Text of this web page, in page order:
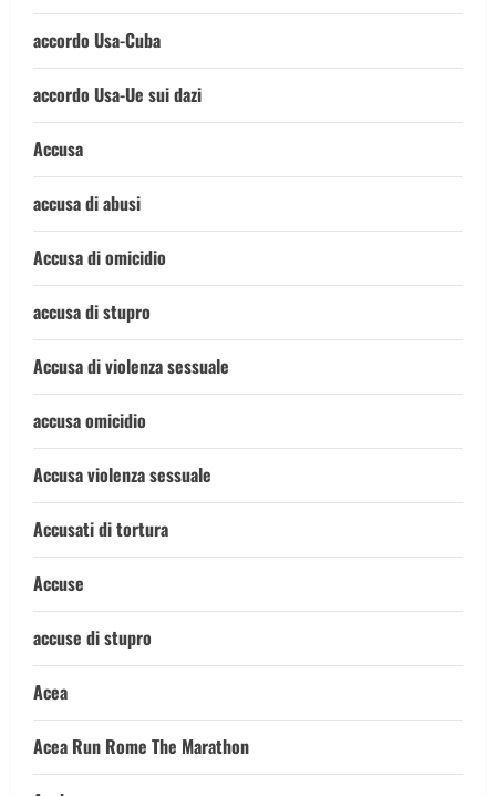
accordo Usa-Cuba
accordo Usa-Ue sui dazi
Accusa
accusa di abusi
Accusa di omicidio
accusa di stupro
Accusa di violenza sessuale
accusa omicidio
Accusa violenza sessuale
Accusati di tortura
Accuse
accuse di stupro
Acea
Acea Run Rome The Marathon